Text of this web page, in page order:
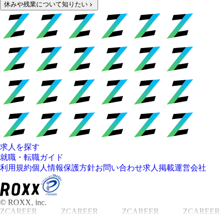
休みや残業について知りたい
求人を探す
就職・転職ガイド
利用規約個人情報保護方針お問い合わせ求人掲載運営会社
© ROXX, inc.
ZCAREER
ZCAREER ZCAREER ZCAREER